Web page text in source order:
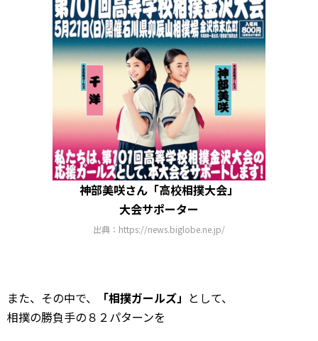
神部美咲さん「高校相撲大会」
大会サポーター
出典：https://news.biglobe.ne.jp/
また、その中で、 「相撲ガールズ」 として、
相撲の勝負手の８２パターンを